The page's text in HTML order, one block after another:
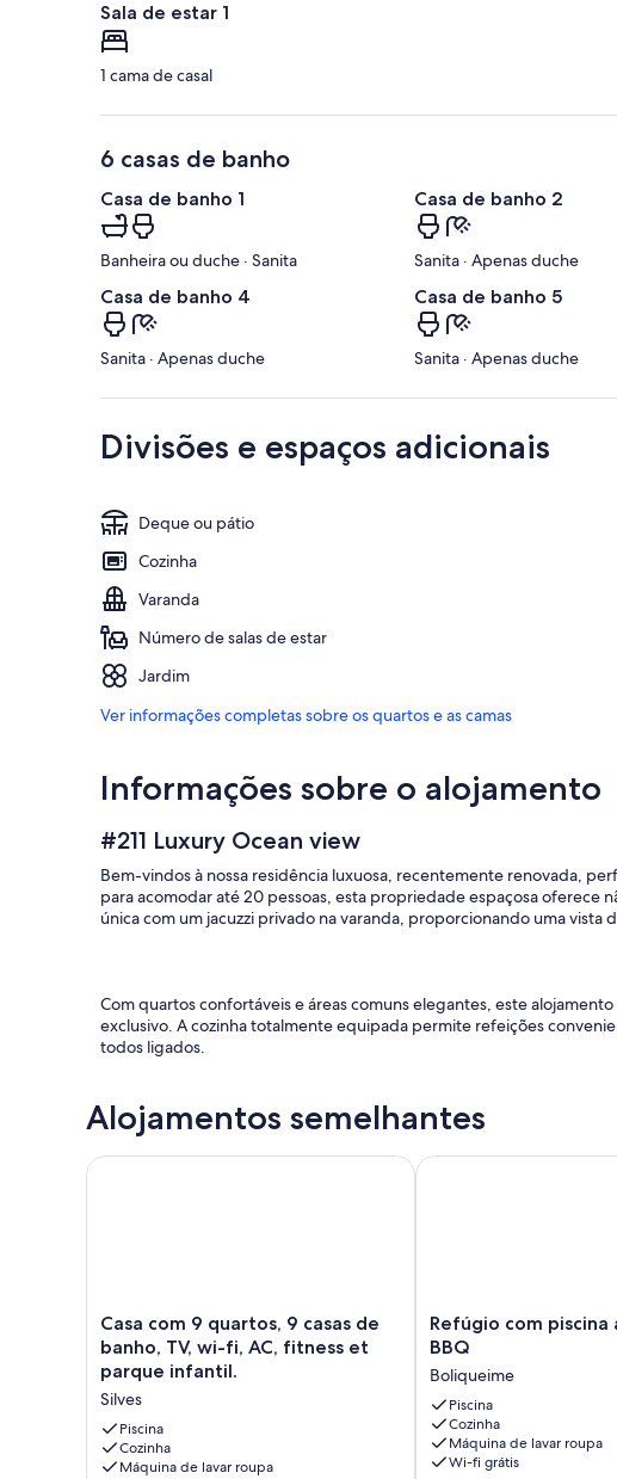
Sala de estar 1
1 cama de casal
6 casas de banho
Casa de banho 1
Banheira ou duche · Sanita
Casa de banho 2
Sanita · Apenas duche
Casa de banho 4
Sanita · Apenas duche
Casa de banho 5
Sanita · Apenas duche
Divisões e espaços adicionais
Deque ou pátio
Cozinha
Varanda
Número de salas de estar
Jardim
Ver informações completas sobre os quartos e as camas
Informações sobre o alojamento
#211 Luxury Ocean view
Bem-vindos à nossa residência luxuosa, recentemente renovada,
para acomodar até 20 pessoas, esta propriedade espaçosa oferece
única com um jacuzzi privado na varanda, proporcionando uma vista
Com quartos confortáveis e áreas comuns elegantes, este
exclusivo. A cozinha totalmente equipada permite refeições
todos ligados.
Localizada a uma curta distância das praias, restaurantes e vida
perfeita de conveniência e luxo. Após um dia de exploração, relaxe
inesquecíveis enquanto observa o pôr do sol sobre o mar.
Reserve já as suas datas para uma estadia verdadeiramente
exclusivo, onde o conforto se encontra com a sofisticação, e a vista
Albufeira!
Alojamentos semelhantes
Casa
com
9
quartos,
9
casas
de
banho,
Casa com 9 quartos, 9 casas de
banho, TV, wi-fi, AC, fitness et
parque infantil.
Silves
Piscina
Cozinha
Máquina de lavar roupa
Casa com 9 quartos, 9 casas de banho, TV, wi-fi, AC, fitness
Refúgio
com
aquecível
e
BBQ
Boliqueime
Refúgio com piscina
BBQ
Boliqueime
Piscina
Cozinha
Máquina de lavar roupa
Wi-fi grátis
Refúgio com piscina